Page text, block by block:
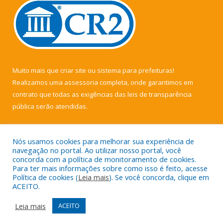
Muito mais que criar site ou sistema para prefeituras!
Realizamos uma assessoria completa, onde garantimos em
contrato que todas as exigências das leis de transparência
pública serão atendidas.
Todos os direitos reservados a Câmara Municipal de Muaná.
Mapa do Site
Acessar Área Administrativa
Acessar Webmail
Nós usamos cookies para melhorar sua experiência de
navegação no portal. Ao utilizar nosso portal, você
concorda com a política de monitoramento de cookies.
Para ter mais informações sobre como isso é feito, acesse
Política de cookies (Leia mais). Se você concorda, clique em
ACEITO.
Leia mais
ACEITO